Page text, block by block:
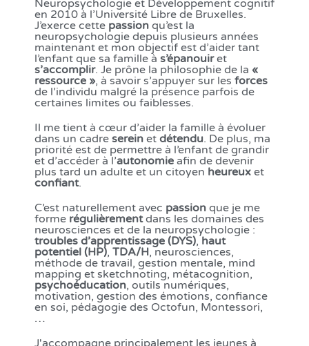
Neuropsychologie et Développement cognitif
en 2010 à l’Université Libre de Bruxelles.
J’exerce cette passion qu’est la
neuropsychologie depuis plusieurs années
maintenant et mon objectif est d’aider tant
l’enfant que sa famille à s’épanouiret
s’accomplir. Je prône la philosophie de la «
ressource », à savoir s’appuyer sur les forces
de l’individu malgré la présence parfois de
certaines limites ou faiblesses.
Il me tient à cœur d’aider la famille à évoluer
dans un cadre serein et détendu. De plus, ma
priorité est de permettre à l’enfant de grandir
et d’accéder à l’autonomie afin de devenir
plus tard un adulte et un citoyen heureux et
confiant.
C’est naturellement avec passion que je me
forme régulièrementdans les domaines des
neurosciences et de la neuropsychologie :
troubles d’apprentissage (DYS), haut
potentiel (HP), TDA/H, neurosciences,
méthode de travail, gestion mentale, mind
mapping et sketchnoting, métacognition,
psychoéducation, outils numériques,
motivation, gestion des émotions, confiance
en soi, pédagogie des Octofun, Montessori,
…
J'accompagne principalement les jeunes à